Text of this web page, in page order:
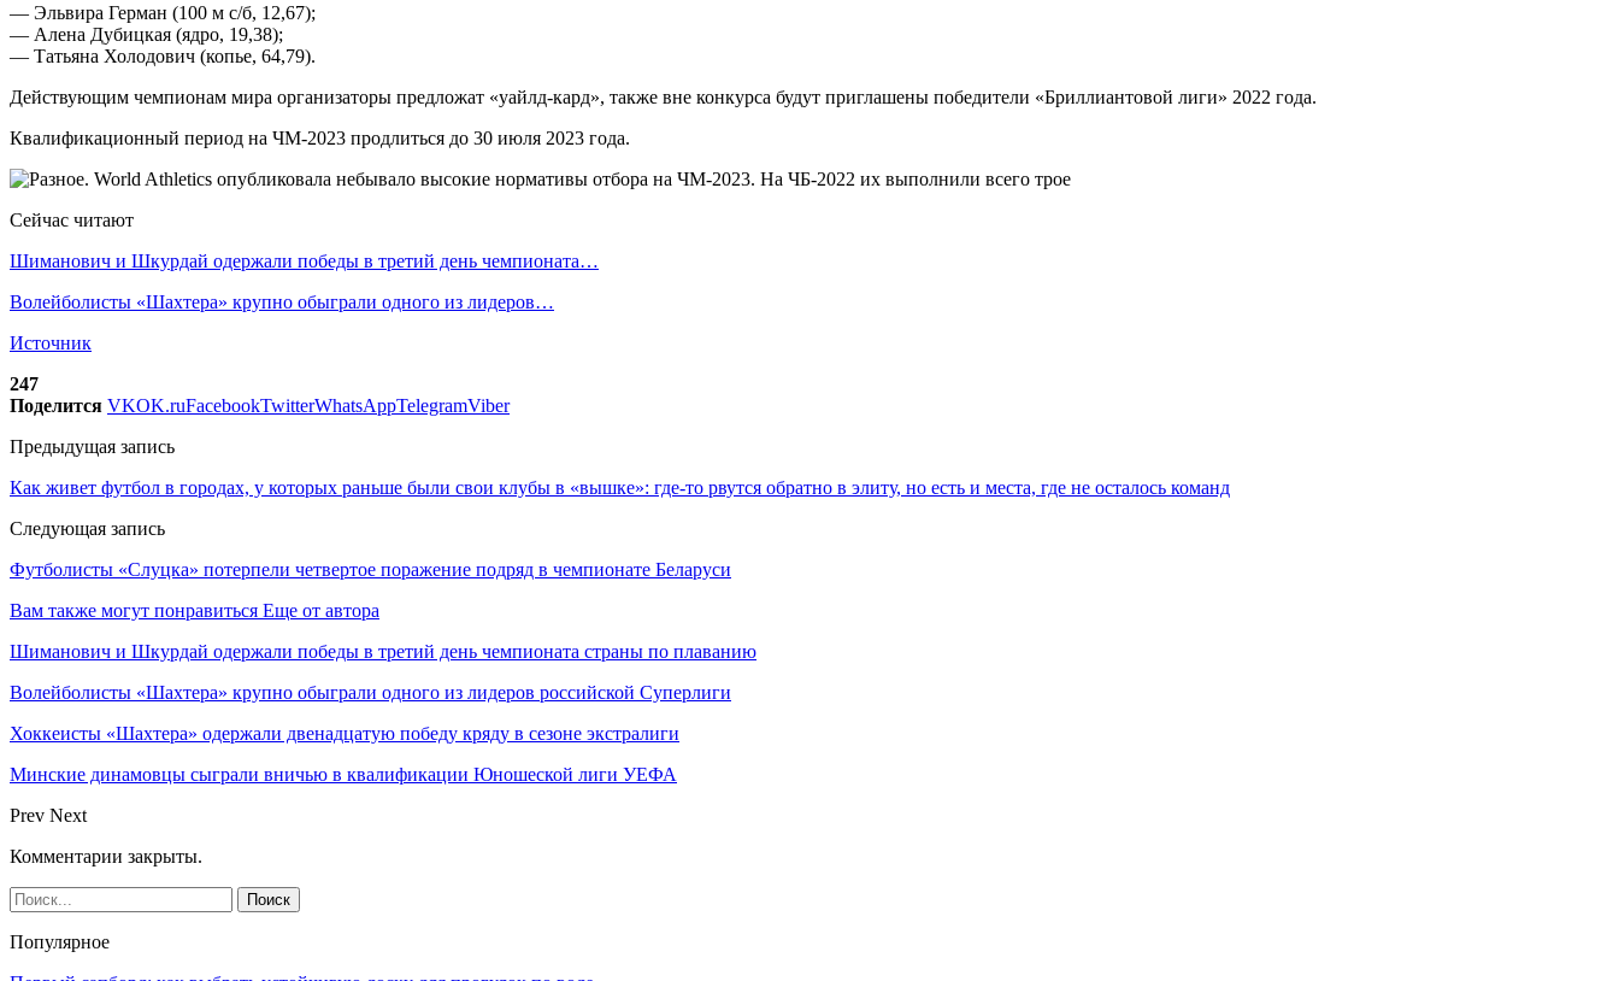
— Эльвира Герман (100 м с/б, 12,67);
— Алена Дубицкая (ядро, 19,38);
— Татьяна Холодович (копье, 64,79).
Действующим чемпионам мира организаторы предложат «уайлд-кард», также вне конкурса будут приглашены победители «Бриллиантовой лиги» 2022 года.
Квалификационный период на ЧМ-2023 продлиться до 30 июля 2023 года.
Сейчас читают
Шиманович и Шкурдай одержали победы в третий день чемпионата…
Волейболисты «Шахтера» крупно обыграли одного из лидеров…
Источник
247
Поделится VKOK.ruFacebookTwitterWhatsAppTelegramViber
Предыдущая запись
Как живет футбол в городах, у которых раньше были свои клубы в «вышке»: где-то рвутся обратно в элиту, но есть и места, где не осталось команд
Следующая запись
Футболисты «Слуцка» потерпели четвертое поражение подряд в чемпионате Беларуси
Вам также могут понравиться Еще от автора
Шиманович и Шкурдай одержали победы в третий день чемпионата страны по плаванию
Волейболисты «Шахтера» крупно обыграли одного из лидеров российской Суперлиги
Хоккеисты «Шахтера» одержали двенадцатую победу кряду в сезоне экстралиги
Минские динамовцы сыграли вничью в квалификации Юношеской лиги УЕФА
Prev Next
Комментарии закрыты.
Популярное